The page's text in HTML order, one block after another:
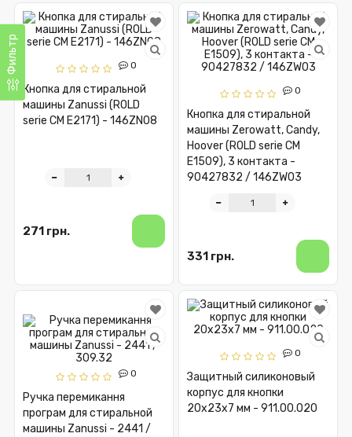
Фильтр 0
Кнопка для стиральной
машины Zanussi (ROLD
serie CM E2171) - 146ZN08
271 грн.
0
Кнопка для стиральной
машины Zerowatt, Candy,
Hoover (ROLD serie CM
E1509), 3 контакта -
90427832 / 146ZW03
331 грн.
0
Ручка перемикання
програм для стиральной
машины Zanussi - 2441 /
0
Защитный силиконовый
корпус для кнопки
20x23x7 мм - 911.00.020